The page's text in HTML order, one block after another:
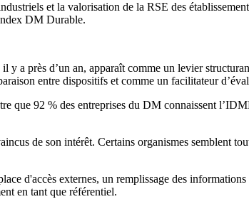
et la valorisation de la RSE des
DM Durable.
près d’un an, apparaît comme un levier
entre dispositifs et comme un facilitateur
que 92 % des entreprises du DM connaissent
de son intérêt. Certains organismes semblent
d'accès externes, un remplissage des
en tant que référentiel.